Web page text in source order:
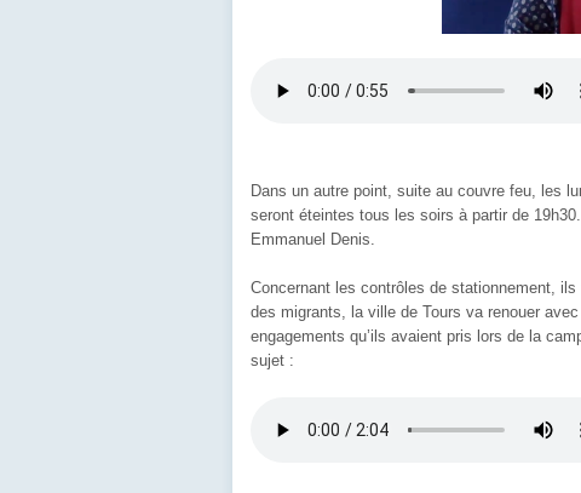
Dans un autre point, suite au couvre feu, les
seront éteintes tous les soirs à partir de
Emmanuel Denis.
Concernant les contrôles de stationnement,
des migrants, la ville de Tours va renouer
engagements qu’ils avaient pris lors de la
sujet :